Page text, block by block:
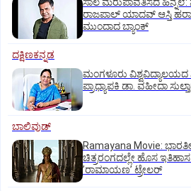
ರಾಜಪಾಲ್ ಯಾದವ್‌ ಆಸ್ತಿ
ಮುಂದಾದ ಬ್ಯಾಂಕ್
ದಕ್ಷಿಣಕನ್ನಡ
ಮಂಗಳೂರು ವಿಶ್ವವಿದ್ಯಾಲಯದ
ಪ್ರಾಧ್ಯಾಪಕಿ ಡಾ. ವಹೀದಾ
ಬಾಲಿವುಡ್‌
Ramayana Movie:
ಚಿತ್ರರಂಗದಲ್ಲೇ ಹೊಸ
ʼರಾಮಾಯಣʼ ಟ್ರೇಲರ್